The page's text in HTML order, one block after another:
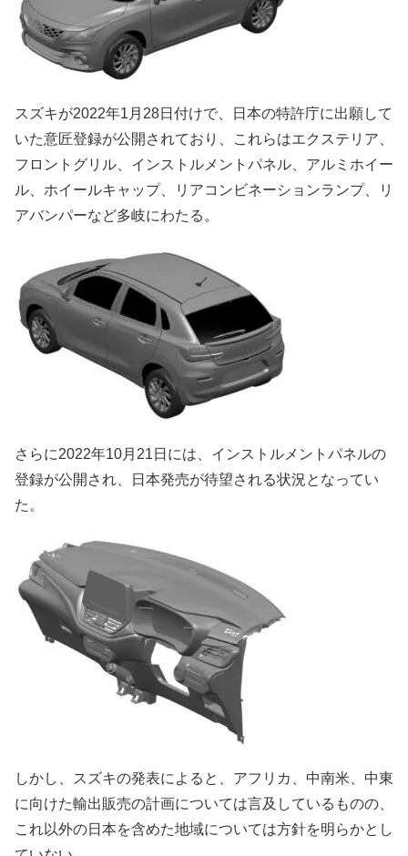
スズキが2022年1月28日付けで、日本の特許庁に出願して
いた意匠登録が公開されており、これらはエクステリア、
フロントグリル、インストルメントパネル、アルミホイー
ル、ホイールキャップ、リアコンビネーションランプ、リ
アバンパーなど多岐にわたる。
さらに2022年10月21日には、インストルメントパネルの
登録が公開され、日本発売が待望される状況となってい
た。
しかし、スズキの発表によると、アフリカ、中南米、中東
に向けた輸出販売の計画については言及しているものの、
これ以外の日本を含めた地域については方針を明らかとし